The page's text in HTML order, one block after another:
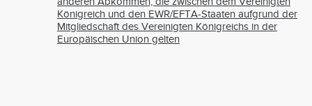
Königreich und den EWR/EFTA-Staaten aufgrund der
Mitgliedschaft des Vereinigten Königreichs in der
Europäischen Union gelten